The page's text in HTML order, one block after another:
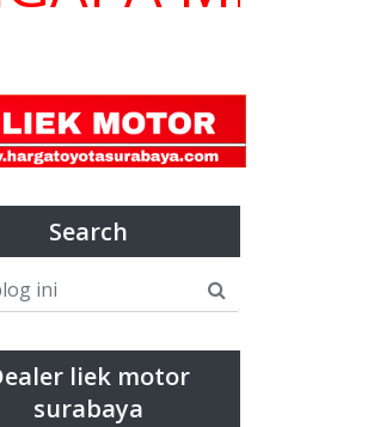
Search
liek motor
surabaya